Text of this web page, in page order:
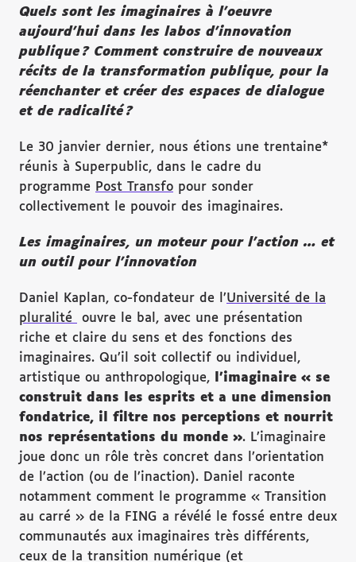
Quels sont les imaginaires à l’oeuvre
aujourd’hui dans les labos d’innovation
publique ? Comment construire de nouveaux
récits de la transformation publique, pour la
réenchanter et créer des espaces de dialogue
et de radicalité ?
Le 30 janvier dernier, nous étions une trentaine*
réunis à Superpublic, dans le cadre du
programme Post Transfo pour sonder
collectivement le pouvoir des imaginaires.
Les imaginaires, un moteur pour l’action … et
un outil pour l’innovation
Daniel Kaplan, co-fondateur de l’Université de la
pluralité
ouvre le bal, avec une présentation
riche et claire du sens et des fonctions des
imaginaires. Qu’il soit collectif ou individuel,
artistique ou anthropologique,
l’imaginaire « se
construit dans les esprits et a une dimension
fondatrice, il filtre nos perceptions et nourrit
nos représentations du monde ». L’imaginaire
joue donc un rôle très concret dans l’orientation
de l’action (ou de l’inaction). Daniel raconte
notamment comment le programme « Transition
au carré » de la FING a révélé le fossé entre deux
communautés aux imaginaires très différents,
ceux de la transition numérique (et